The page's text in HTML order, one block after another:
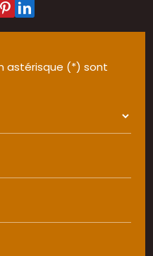
astérisque (*) sont